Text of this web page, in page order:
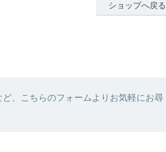
ショップへ戻る
、こちらのフォームよりお気軽にお尋